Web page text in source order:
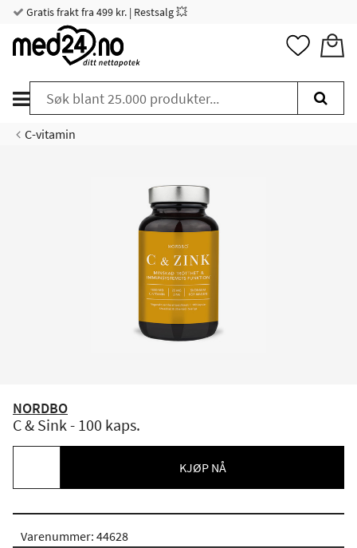
Gratis frakt fra 499 kr. | Restsalg 💥
C-vitamin
NORDBO
C & Sink - 100 kaps.
KJØP NÅ
Varenummer: 44628